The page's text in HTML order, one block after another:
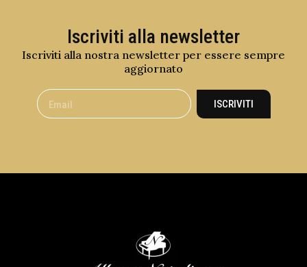
Iscriviti alla newsletter
Iscriviti alla nostra newsletter per essere sempre
aggiornato
ISCRIVITI